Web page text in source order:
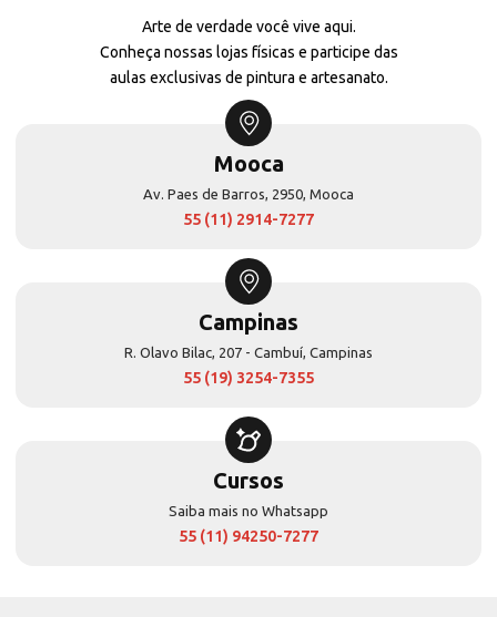
Arte de verdade você vive aqui.
Conheça nossas lojas físicas e participe das
aulas exclusivas de pintura e artesanato.
Mooca
Av. Paes de Barros, 2950, Mooca
55 (11) 2914-7277
Campinas
R. Olavo Bilac, 207 - Cambuí, Campinas
55 (19) 3254-7355
Cursos
Saiba mais no Whatsapp
55 (11) 94250-7277